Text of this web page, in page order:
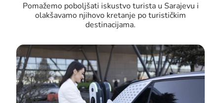
Pomažemo poboljšati iskustvo turista u Sarajevu i
olakšavamo njihovo kretanje po turističkim
destinacijama.